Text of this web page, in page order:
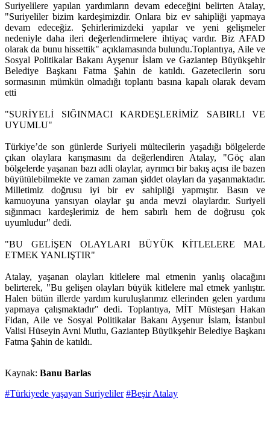
Suriyelilere yapılan yardımların devam edeceğini belirten Atalay,
"Suriyeliler bizim kardeşimizdir. Onlara biz ev sahipliği yapmaya
devam edeceğiz. Şehirlerimizdeki yapılar ve yeni gelişmeler
nedeniyle daha ileri değerlendirmelere ihtiyaç vardır. Biz AFAD
olarak da bunu hissettik" açıklamasında bulundu.Toplantıya, Aile ve
Sosyal Politikalar Bakanı Ayşenur İslam ve Gaziantep Büyükşehir
Belediye Başkanı Fatma Şahin de katıldı. Gazetecilerin soru
sormasının mümkün olmadığı toplantı basına kapalı olarak devam
etti
"SURİYELİ SIĞINMACI KARDEŞLERİMİZ SABIRLI VE
UYUMLU"
Türkiye’de son günlerde Suriyeli mültecilerin yaşadığı bölgelerde
çıkan olaylara karışmasını da değerlendiren Atalay, "Göç alan
bölgelerde yaşanan bazı adli olaylar, ayrımcı bir bakış açısı ile bazen
büyütülebilmekte ve zaman zaman şiddet olayları da yaşanmaktadır.
Milletimiz doğrusu iyi bir ev sahipliği yapmıştır. Basın ve
kamuoyuna yansıyan olaylar şu anda mevzi olaylardır. Suriyeli
sığınmacı kardeşlerimiz de hem sabırlı hem de doğrusu çok
uyumludur" dedi.
"BU GELİŞEN OLAYLARI BÜYÜK KİTLELERE MAL
ETMEK YANLIŞTIR"
Atalay, yaşanan olayları kitlelere mal etmenin yanlış olacağını
belirterek, "Bu gelişen olayları büyük kitlelere mal etmek yanlıştır.
Halen bütün illerde yardım kuruluşlarımız ellerinden gelen yardımı
yapmaya çalışmaktadır" dedi. Toplantıya, MİT Müsteşarı Hakan
Fidan, Aile ve Sosyal Politikalar Bakanı Ayşenur İslam, İstanbul
Valisi Hüseyin Avni Mutlu, Gaziantep Büyükşehir Belediye Başkanı
Fatma Şahin de katıldı.
Kaynak: Banu Barlas
#Türkiyede yaşayan Suriyeliler #Beşir Atalay